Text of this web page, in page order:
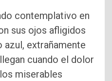
contemplativo en
sus ojos afligidos
azul, extrañamente
cuando el dolor
miserables